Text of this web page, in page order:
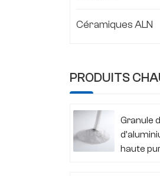
Céramiques ALN
PRODUITS
Granule
haute